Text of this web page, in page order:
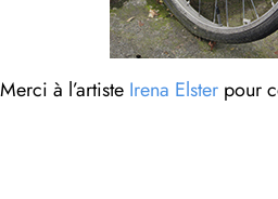
Merci à l’artiste Irena Elster pour